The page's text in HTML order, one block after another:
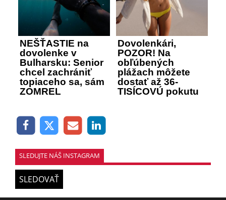
NEŠŤASTIE na
dovolenke v
Bulharsku: Senior
chcel zachrániť
topiaceho sa, sám
ZOMREL
Dovolenkári,
POZOR! Na
obľúbených
plážach môžete
dostať až 36-
TISÍCOVÚ pokutu
SLEDUJTE NÁŠ INSTAGRAM
SLEDOVAŤ